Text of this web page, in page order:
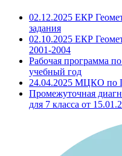
02.12.2025 ЕКР
задания
02.10.2025 ЕКР
2001-2004
Рабочая программа
учебный год
24.04.2025 МЦКО по
Промежуточная
для 7 класса от